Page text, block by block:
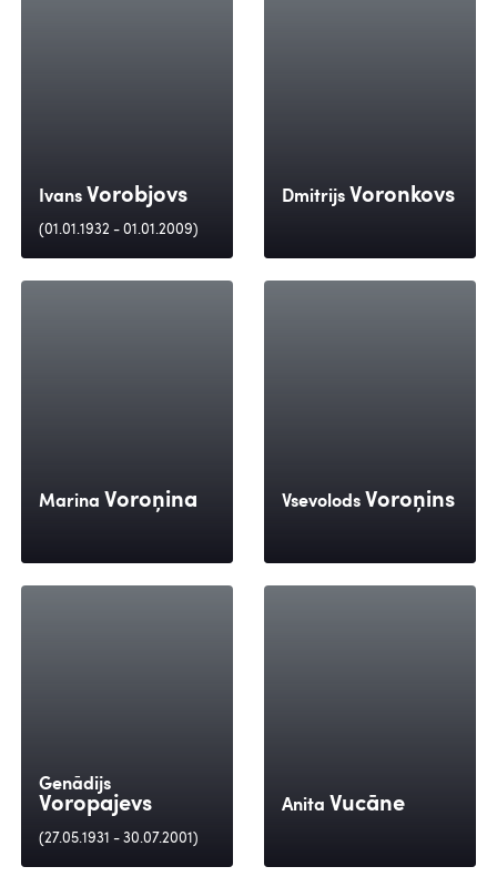
Ivans Vorobjovs
(01.01.1932 - 01.01.2009)
Dmitrijs Voronkovs
Marina Voroņina Vsevolods Voroņins
Genādijs
Voropajevs
(27.05.1931 - 30.07.2001)
Anita Vucāne